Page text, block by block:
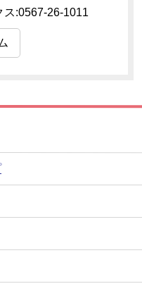
:0567-26-1011